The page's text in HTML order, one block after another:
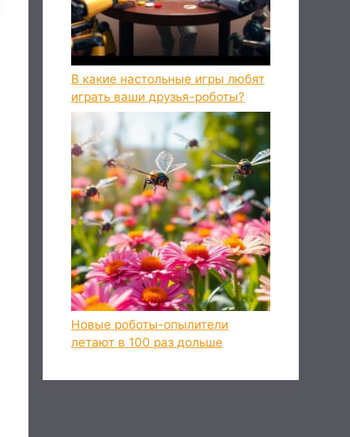
В какие настольные игры любят
играть ваши друзья-роботы?
Новые роботы-опылители
летают в 100 раз дольше